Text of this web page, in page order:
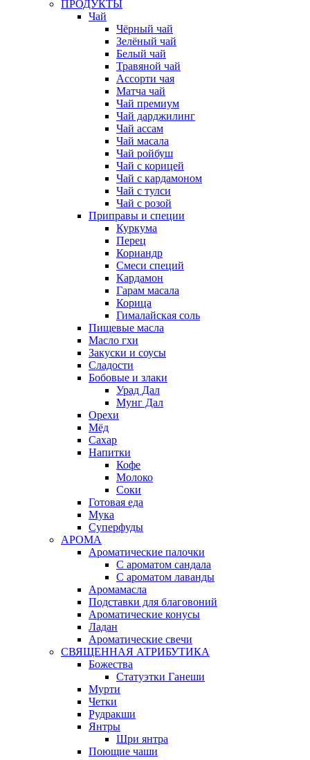
ПРОДУКТЫ
Чай
Чёрный чай
Зелёный чай
Белый чай
Травяной чай
Ассорти чая
Матча чай
Чай премиум
Чай дарджилинг
Чай ассам
Чай масала
Чай ройбуш
Чай с корицей
Чай с кардамоном
Чай с тулси
Чай с розой
Приправы и специи
Куркума
Перец
Кориандр
Смеси специй
Кардамон
Гарам масала
Корица
Гималайская соль
Пищевые масла
Масло гхи
Закуски и соусы
Сладости
Бобовые и злаки
Урад Дал
Мунг Дал
Орехи
Мёд
Сахар
Напитки
Кофе
Молоко
Соки
Готовая еда
Мука
Суперфуды
АРОМА
Ароматические палочки
С ароматом сандала
С ароматом лаванды
Аромамасла
Подставки для благовоний
Ароматические конусы
Ладан
Ароматические свечи
СВЯЩЕННАЯ АТРИБУТИКА
Божества
Статуэтки Ганеши
Мурти
Четки
Рудракши
Янтры
Шри янтра
Поющие чаши